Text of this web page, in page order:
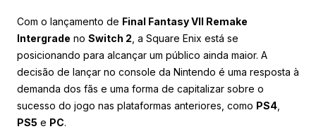
Com o lançamento de Final Fantasy VII Remake
Intergrade no Switch 2 , a Square Enix está se
posicionando para alcançar um público ainda maior. A
decisão de lançar no console da Nintendo é uma resposta à
demanda dos fãs e uma forma de capitalizar sobre o
sucesso do jogo nas plataformas anteriores, como PS4
PS5 e PC.